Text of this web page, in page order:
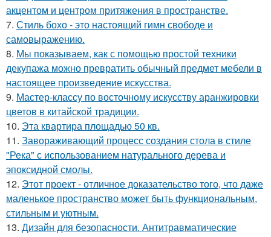
акцентом и центром притяжения в пространстве.
7. Стиль бохо - это настоящий гимн свободе и
самовыражению.
8. Мы показываем, как с помощью простой техники
декупажа можно превратить обычный предмет мебели в
настоящее произведение искусства.
9. Мастер-классу по восточному искусству аранжировки
цветов в китайской традиции.
10. Эта квартира площадью 50 кв.
11. Завораживающий процесс создания стола в стиле
"Река" с использованием натурального дерева и
эпоксидной смолы.
12. Этот проект - отличное доказательство того, что даже
маленькое пространство может быть функциональным,
стильным и уютным.
13. Дизайн для безопасности. Антитравматические